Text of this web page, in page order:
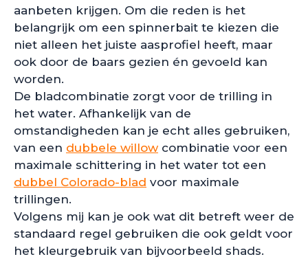
aanbeten krijgen. Om die reden is het
belangrijk om een ​​spinnerbait te kiezen die
niet alleen het juiste aasprofiel heeft, maar
ook door de baars gezien én gevoeld kan
worden.
De bladcombinatie zorgt voor de trilling in
het water. Afhankelijk van de
omstandigheden kan je echt alles gebruiken,
van een dubbele willow combinatie voor een
maximale schittering in het water tot een
dubbel Colorado-blad voor maximale
trillingen.
Volgens mij kan je ook wat dit betreft weer de
standaard regel gebruiken die ook geldt voor
het kleurgebruik van bijvoorbeeld shads.